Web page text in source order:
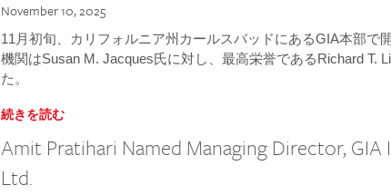
November 10, 2025
11月初旬、カリフォルニア州カールスバッドにあるGIA本部で
機関はSusan M. Jacques氏に対し、最高栄誉であるRichard T.
た。
続きを読む
Amit Pratihari Named Managing Director, GIA
Ltd.